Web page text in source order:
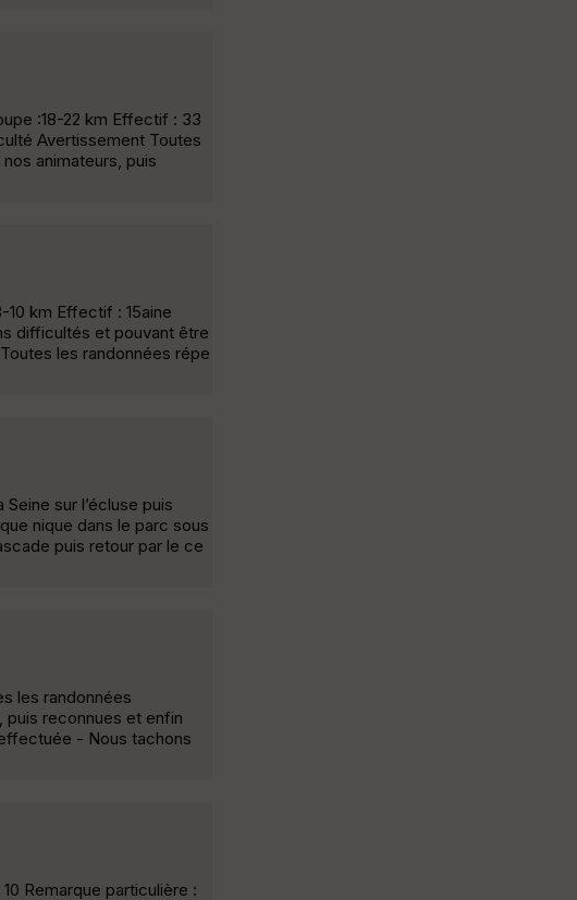
:18-22 km Effectif : 33
Avertissement Toutes
animateurs, puis
10 km Effectif : 15aine
difficultés et pouvant être
les randonnées répe
sur l’écluse puis
nique dans le parc sous
puis retour par le ce
les randonnées
puis reconnues et enfin
- Nous tachons
Remarque particulière :